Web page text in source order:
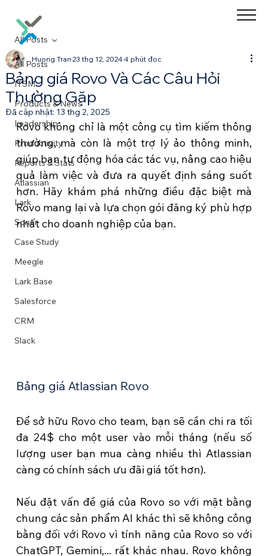
All Posts
ITSM
Products & News
Leadership
Productivity
Reports & Stats
Atlassian
Lark
Sonar
Case Study
Meegle
Lark Base
Salesforce
CRM
Slack
All Posts
Bảng giá Rovo Và Các Câu Hỏi
Thường Gặp
Huong Tran23 thg 12, 20244 phút đọc
Đã cập nhật: 13 thg 2, 2025
Rovo không chỉ là một công cụ tìm kiếm thông
thường, mà còn là một trợ lý ảo thông minh,
giúp bạn tự động hóa các tác vụ, nâng cao hiệu
quả làm việc và đưa ra quyết định sáng suốt
hơn. Hãy khám phá những điều đặc biệt mà
Rovo mang lại và lựa chọn gói đăng ký phù hợp
nhất cho doanh nghiệp của bạn.
Bảng giá Atlassian Rovo
Để sở hữu Rovo cho team, bạn sẽ cần chi ra tối
đa 24$ cho một user vào mỗi tháng (nếu số
lượng user bạn mua càng nhiều thì Atlassian
càng có chính sách ưu đãi giá tốt hơn).
Nếu đặt vấn đề giá của Rovo so với mặt bằng
chung các sản phẩm AI khác thì sẽ không công
bằng đối với Rovo vì tính năng của Rovo so với
ChatGPT, Gemini,... rất khác nhau. Rovo không